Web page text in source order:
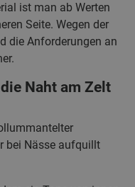
ist man ab Werten
Seite. Wegen der
die Anforderungen an
Naht am Zelt
bei Nässe aufquillt